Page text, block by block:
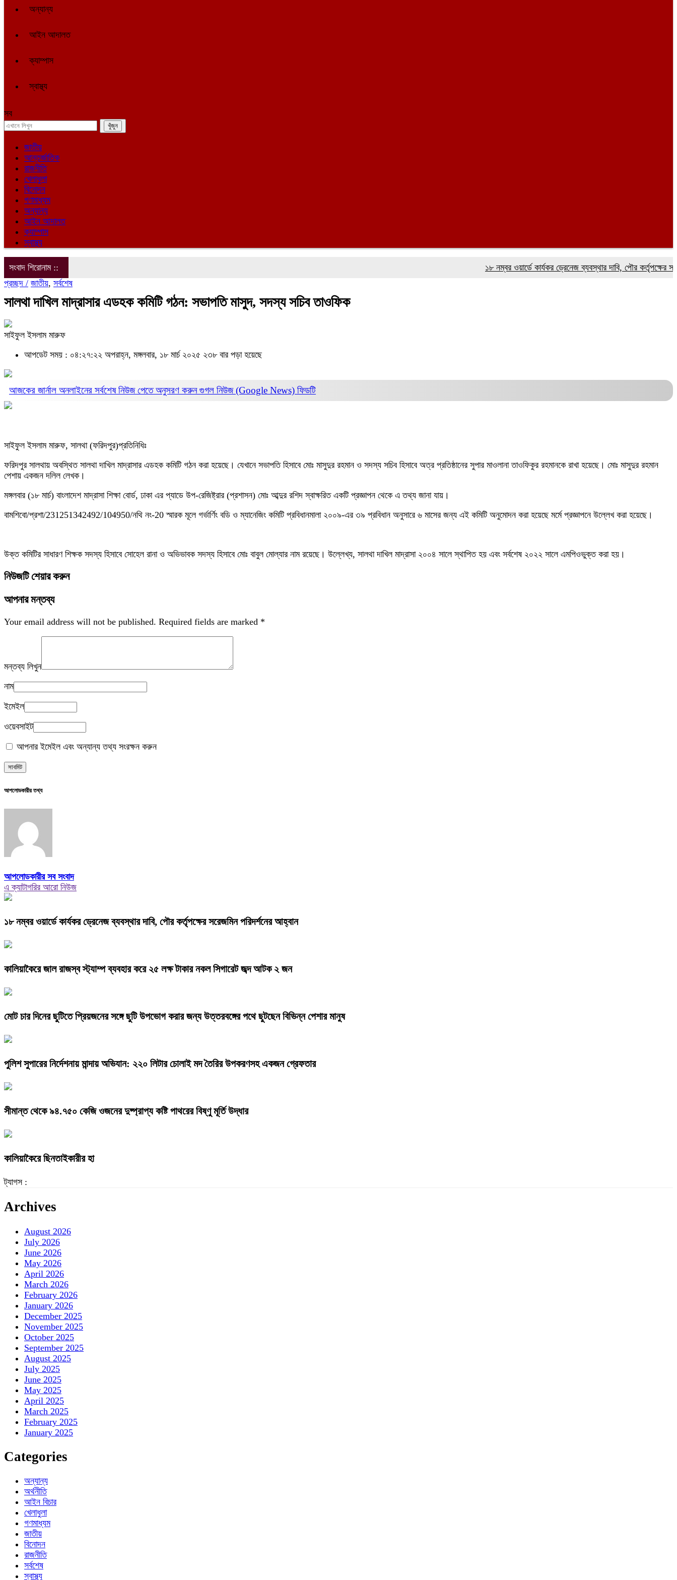
অন্যান্য
আইন আদালত
ক্যাম্পাস
স্বাস্থ্য
সব
জাতীয়
আন্তর্জাতিক
রাজনীতি
খেলাধুলা
বিনোদন
গণমাধ্যম
অন্যান্য
আইন আদালত
ক্যাম্পাস
স্বাস্থ্য
সংবাদ শিরোনাম ::
১৮ নম্বর ওয়ার্ডে কার্যকর ড্রেনেজ ব্যবস্থার দাবি, পৌর কর্তৃপক্ষের সরেজমিন
প্রচ্ছদ / জাতীয়, সর্বশেষ
সালথা দাখিল মাদ্রাসার এডহক কমিটি গঠন: সভাপতি মাসুদ, সদস্য সচিব তাওফিক
সাইফুল ইসলাম মারুফ
আপডেট সময় : ০৪:২৭:২২ অপরাহ্ন, মঙ্গলবার, ১৮ মার্চ ২০২৫ ২৩৮ বার পড়া হয়েছে
আজকের জার্নাল অনলাইনের সর্বশেষ নিউজ পেতে অনুসরণ করুনগুগল নিউজ (Google News) ফিডটি
সাইফুল ইসলাম মারুফ, সালথা (ফরিদপুর)প্রতিনিধিঃ
ফরিদপুর সালথায় অবস্থিত সালথা দাখিল মাদ্রাসার এডহক কমিটি গঠন করা হয়েছে। যেখানে সভাপতি হিসাবে মোঃ মাসুদুর রহমান ও সদস্য সচিব হিসাবে অত্র প্রতিষ্ঠানের সুপার মাওলানা তাওফিকুর রহমানকে রাখা হয়েছে। মোঃ মাসুদুর রহমান
পেশায় একজন দলিল লেখক।
মঙ্গলবার (১৮ মার্চ) বাংলাদেশ মাদ্রাসা শিক্ষা বোর্ড, ঢাকা এর প্যাডে উপ-রেজিষ্ট্রার (প্রশাসন) মোঃ আব্দুর রশিদ স্বাক্ষরিত একটি প্রজ্ঞাপন থেকে এ তথ্য জানা যায়।
বামশিবো/প্রশা/231251342492/104950/নথি নং-20 স্মারক মূলে গর্ভার্ণিং বডি ও ম্যানেজিং কমিটি প্রবিধানমালা ২০০৯-এর ৩৯ প্রবিধান অনুসারে ৬ মাসের জন্য এই কমিটি অনুমোদন করা হয়েছে মর্মে প্রজ্ঞাপনে উল্লেখ করা হয়েছে।
উক্ত কমিটির সাধারণ শিক্ষক সদস্য হিসাবে সোহেল রানা ও অভিভাবক সদস্য হিসাবে মোঃ বাবুল মোল্যার নাম রয়েছে। উল্লেখ্য, সালথা দাখিল মাদ্রাসা ২০০৪ সালে স্থাপিত হয় এবং সর্বশেষ ২০২২ সালে এমপিওভুক্ত করা হয়।
নিউজটি শেয়ার করুন
আপনার মন্তব্য
Your email address will not be published. Required fields are marked *
মন্তব্য লিখুন
নাম
ইমেইল
ওয়েবসাইট
আপনার ইমেইল এবং অন্যান্য তথ্য সংরক্ষন করুন
আপলোডকারীর তথ্য
আপলোডকারীর সব সংবাদ
এ ক্যাটাগরির আরো নিউজ
১৮ নম্বর ওয়ার্ডে কার্যকর ড্রেনেজ ব্যবস্থার দাবি, পৌর কর্তৃপক্ষের সরেজমিন পরিদর্শনের আহ্বান
কালিয়াকৈরে জাল রাজস্ব স্ট্যাম্প ব্যবহার করে ২৫ লক্ষ টাকার নকল সিগারেট জব্দ আটক ২ জন
মোট চার দিনের ছুটিতে প্রিয়জনের সঙ্গে ছুটি উপভোগ করার জন্য উত্তরবঙ্গের পথে ছুটছেন বিভিন্ন পেশার মানুষ
পুলিশ সুপারের নির্দেশনায় মান্দায় অভিযান: ২২০ লিটার চোলাই মদ তৈরির উপকরণসহ একজন গ্রেফতার
সীমান্ত থেকে ৯৪.৭৫০ কেজি ওজনের দুষ্প্রাপ্য কষ্টি পাথরের বিষ্ণু মূর্তি উদ্ধার
কালিয়াকৈরে ছিনতাইকারীর হা
ট্যাগস :
Archives
August 2026
July 2026
June 2026
May 2026
April 2026
March 2026
February 2026
January 2026
December 2025
November 2025
October 2025
September 2025
August 2025
July 2025
June 2025
May 2025
April 2025
March 2025
February 2025
January 2025
Categories
অন্যান্য
অর্থনীতি
আইন বিচার
খেলাধুলা
গণমাধ্যম
জাতীয়
বিনোদন
রাজনীতি
সর্বশেষ
স্বাস্থ্য